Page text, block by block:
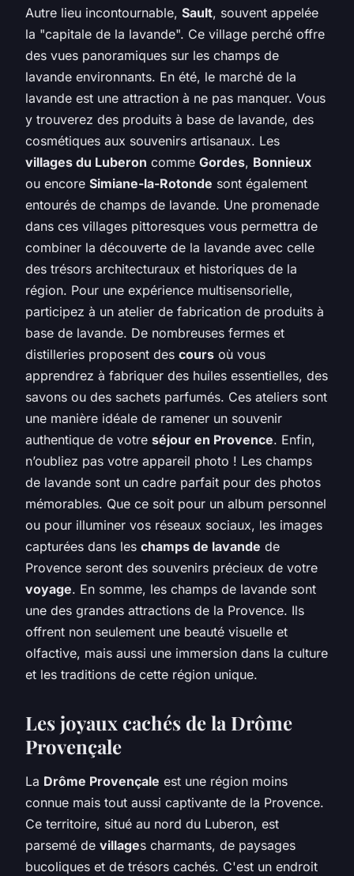
Autre lieu incontournable, Sault, souvent appelée
la "capitale de la lavande". Ce village perché offre
des vues panoramiques sur les champs de
lavande environnants. En été, le marché de la
lavande est une attraction à ne pas manquer. Vous
y trouverez des produits à base de lavande, des
cosmétiques aux souvenirs artisanaux. Les
villages du Luberon comme Gordes, Bonnieux
ou encore Simiane-la-Rotonde sont également
entourés de champs de lavande. Une promenade
dans ces villages pittoresques vous permettra de
combiner la découverte de la lavande avec celle
des trésors architecturaux et historiques de la
région. Pour une expérience multisensorielle,
participez à un atelier de fabrication de produits à
base de lavande. De nombreuses fermes et
distilleries proposent des cours où vous
apprendrez à fabriquer des huiles essentielles, des
savons ou des sachets parfumés. Ces ateliers sont
une manière idéale de ramener un souvenir
authentique de votre séjour en Provence. Enfin,
n’oubliez pas votre appareil photo ! Les champs
de lavande sont un cadre parfait pour des photos
mémorables. Que ce soit pour un album personnel
ou pour illuminer vos réseaux sociaux, les images
capturées dans les champs de lavande de
Provence seront des souvenirs précieux de votre
voyage. En somme, les champs de lavande sont
une des grandes attractions de la Provence. Ils
offrent non seulement une beauté visuelle et
olfactive, mais aussi une immersion dans la culture
et les traditions de cette région unique.
Les joyaux cachés de la Drôme
Provençale
La Drôme Provençale est une région moins
connue mais tout aussi captivante de la Provence.
Ce territoire, situé au nord du Luberon, est
parsemé de villages charmants, de paysages
bucoliques et de trésors cachés. C'est un endroit